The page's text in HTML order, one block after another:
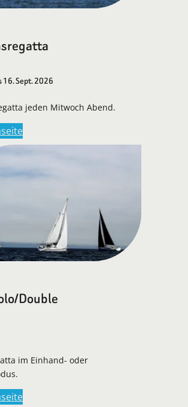
16. Sept. 2026
jeden Mitwoch Abend.
Double
im Einhand- oder